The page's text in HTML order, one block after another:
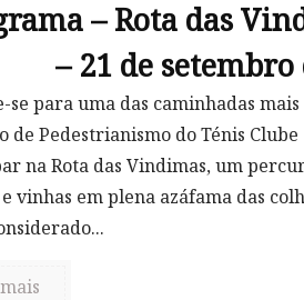
– Rota das
– 21 de setembro
se para uma das caminhadas
de Pedestrianismo do Ténis
na Rota das Vindimas, um
vinhas em plena azáfama das